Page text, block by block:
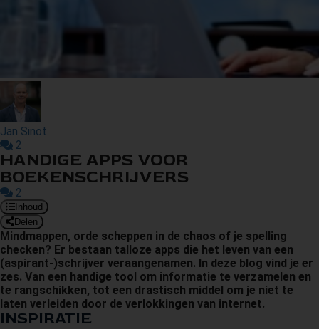
Jan Sinot
2
HANDIGE APPS VOOR
BOEKENSCHRIJVERS
2
Inhoud
Delen
Mindmappen, orde scheppen in de chaos of je spelling
checken? Er bestaan talloze apps die het leven van een
(aspirant-)schrijver veraangenamen. In deze blog vind je er
zes. Van een handige tool om informatie te verzamelen en
te rangschikken, tot een drastisch middel om je niet te
laten verleiden door de verlokkingen van internet.
INSPIRATIE
worden
om
te
over
van
op
gebruikt
te